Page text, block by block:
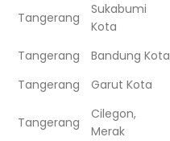
Tangerang
Sukabumi
Kota
Tangerang Bandung Kota
Tangerang
Garut Kota
Tangerang
Cilegon,
Merak